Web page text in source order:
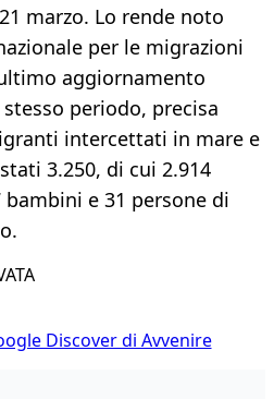
marzo. Lo rende noto
per le migrazioni
aggiornamento
periodo, precisa
intercettati in mare e
3.250, di cui 2.914
e 31 persone di
Discover di Avvenire